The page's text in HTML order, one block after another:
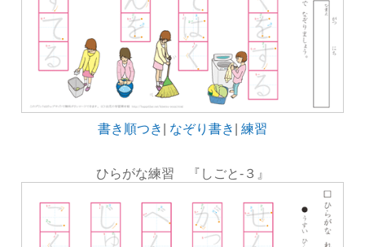
書き順つき なぞり書き 練習
ひらがな練習 『しごと-３』